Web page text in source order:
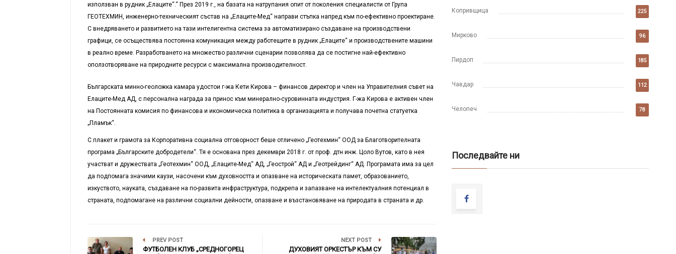
използван в рудник „Елаците“.“ През 2019 г., на базата на натрупания опит от поколения специалисти от Група
ГЕОТЕХМИН, инженерно-техническият състав на „Елаците-Мед“направи стъпка напред към по-ефективно проектиране.
С внедряването и развитието на тази интелигентна система за автоматизирано създаване на производствени
графици, се осъществява постоянна комуникация между работещите в рудник„Елаците“и производствените машини
в реално време. Разработването на множество различни сценарии позволява да се постигне най-ефективно
оползотворяване на природните ресурси с максимална производителност.
Българската минно-геоложка камара удостои г-жа Кети Кирова – финансов директор и член на Управителния съвет на
Елаците-Мед АД, с персонална награда за принос към минерално-суровинната индустрия. Г-жа Кирова е активен член
на Постоянната комисия по финансова и икономическа политика в организацията и получава почетна статуетка
„Пламък“.
С плакет и грамота за Корпоративна социална отговорност беше отличено „Геотехмин“ ООД за Благотворителната
програма „Българските добродетели“. Тя е основана през декември 2018 г. от проф. дтн инж. Цоло Вутов, като в нея
участват и дружествата „Геотехмин“ООД, „Елаците-Мед“АД, „Геострой“АД и „Геотрейдинг“АД. Програмата има за цел
да подпомага значими каузи, насочени към духовността и опазване на историческата памет, образованието,
изкуството, науката, създаване на по-развита инфраструктура, подкрепа и запазване на интелектуалния потенциал в
страната, подпомагане на различни социални дейности, опазване и възстановяване на природата в страната и др.
PREV POST
ФУТБОЛЕН КЛУБ „СРЕДНОГОРЕЦ
NEXT POST
ДУХОВИЯТ ОРКЕСТЪР КЪМ СУ
Копривщица 225
Мирково 96
Пирдоп 185
Чавдар 112
Челопеч 78
Последвайте ни